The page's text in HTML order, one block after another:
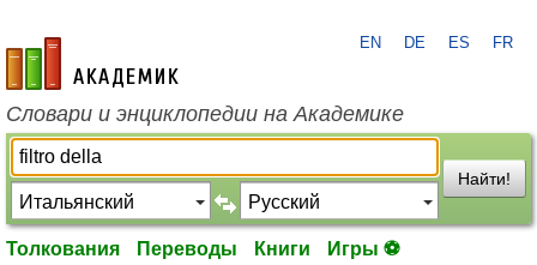
academic.ru
EN DE ES FR
Словари и энциклопедии на Академике
Найти!
Толкования Переводы Книги Игры ⚽